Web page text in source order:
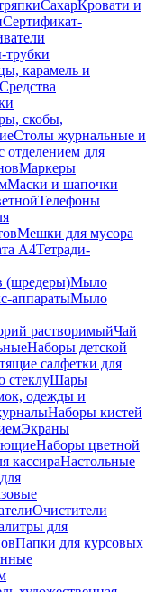
СахарКровати и
Сертификат-
карамель и
Средства
скобы,
Столы журнальные и
отделением для
Маркеры
Маски и шапочки
Телефоны
Мешки для мусора
А4Тетради-
(шредеры)Мыло
аппаратыМыло
растворимыйЧай
Наборы детской
салфетки для
стеклуШары
одежды и
Наборы кистей
Экраны
Наборы цветной
кассираНастольные
Очистители
для
Папки для курсовых